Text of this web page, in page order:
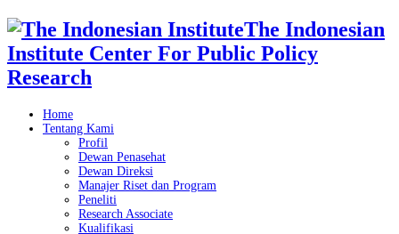
The Indonesian
Institute Center For Public Policy
Research
Home
Tentang Kami
Profil
Dewan Penasehat
Dewan Direksi
Manajer Riset dan Program
Peneliti
Research Associate
Kualifikasi